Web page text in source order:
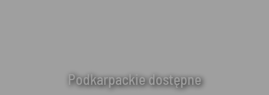
Podkarpackie dostępne